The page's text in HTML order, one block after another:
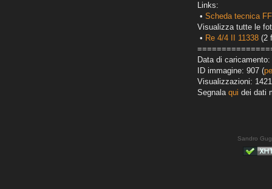
Links:
• Scheda tecnica
Visualizza tutte le
• Re 4/4 II 11338 (2
Data di caricamento:
ID immagine: 907 (
Visualizzazioni: 1421
Segnala qui dei dati
Sandro